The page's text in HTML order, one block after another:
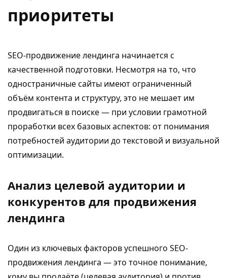
приоритеты
SEO-продвижение лендинга начинается с
качественной подготовки. Несмотря на то, что
одностраничные сайты имеют ограниченный
объём контента и структуру, это не мешает им
продвигаться в поиске — при условии грамотной
проработки всех базовых аспектов: от понимания
потребностей аудитории до текстовой и визуальной
оптимизации.
Анализ целевой аудитории и
конкурентов для продвижения
лендинга
Один из ключевых факторов успешного SEO-
продвижения лендинга — это точное понимание,